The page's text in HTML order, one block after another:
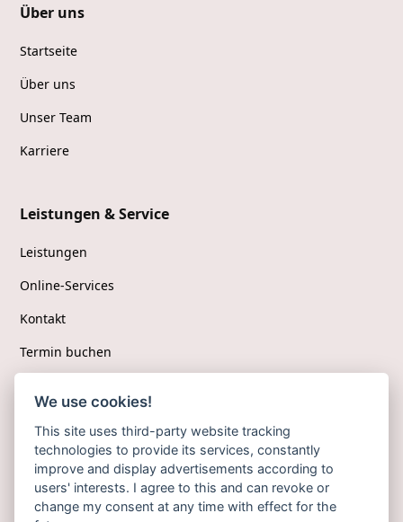
Über uns
Startseite
Über uns
Unser Team
Karriere
Leistungen & Service
Leistungen
Online-Services
Kontakt
Termin buchen
Folgen Sie uns
Facebook
Instagram
We use cookies!
This site uses third-party website tracking
technologies to provide its services, constantly
improve and display advertisements according to
users' interests. I agree to this and can revoke or
change my consent at any time with effect for the